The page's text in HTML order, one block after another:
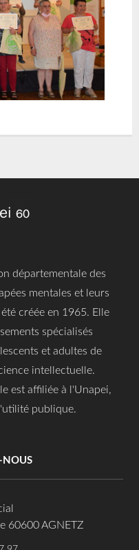
départementale des
mentales et leurs
créée en 1965. Elle
spécialisés
et adultes de
intellectuelle.
est affiliée à l'Unapei,
publique.
NOUS
60600 AGNETZ